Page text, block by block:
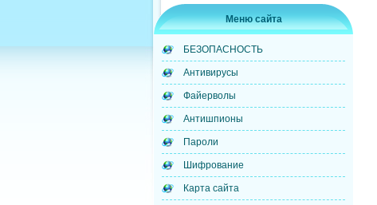
Меню сайта
БЕЗОПАСНОСТЬ
Антивирусы
Файерволы
Антишпионы
Пароли
Шифрование
Карта сайта